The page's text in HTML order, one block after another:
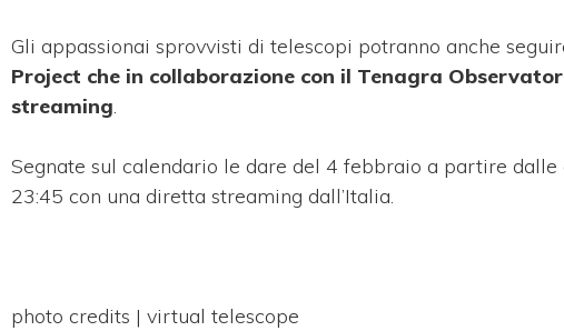
Gli appassionai sprovvisti di telescopi potranno anche
Project che in collaborazione con il Tenagra
streaming
Segnate sul calendario le dare del 4 febbraio a partire
23:45 con una diretta streaming dall’Italia.
photo credits | virtual telescope